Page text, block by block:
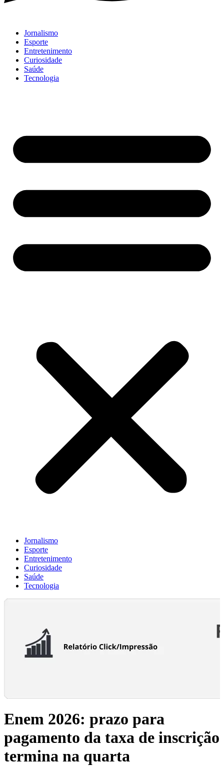
Jornalismo
Esporte
Entretenimento
Curiosidade
Saúde
Tecnologia
Jornalismo
Esporte
Entretenimento
Curiosidade
Saúde
Tecnologia
Enem 2026: prazo para
pagamento da taxa de inscrição
termina na quarta